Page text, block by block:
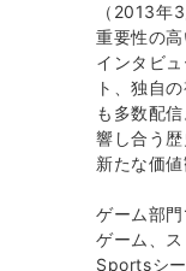
（2013年
重要性の
インタビ
ト、独自
も多数配
響し合う
新たな価
ゲーム部
ゲーム、
Sportsシ